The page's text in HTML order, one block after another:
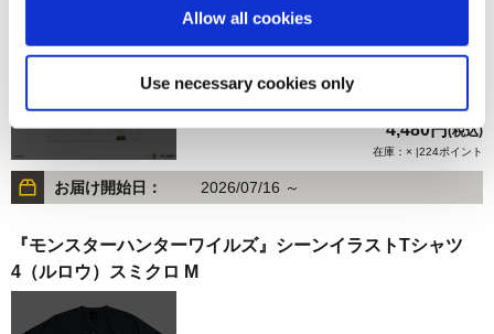
Allow all cookies
Use necessary cookies only
4,480円(税込)
在庫：× |224ポイント
お届け開始日： 2026/07/16 ～
『モンスターハンターワイルズ』シーンイラストTシャツ
4（ルロウ）スミクロ M